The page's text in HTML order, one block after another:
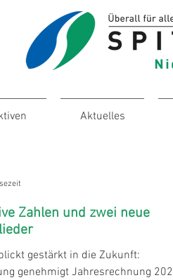
Aktuelles
Zahlen und zwei neue
gestärkt in die Zukunft:
genehmigt Jahresrechnung